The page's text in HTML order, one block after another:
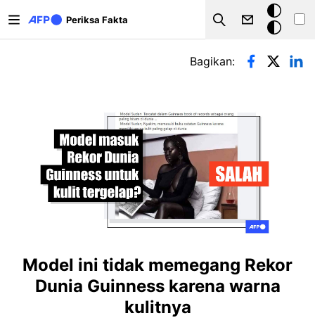
Periksa Fakta
Search
Mode
gelap
Tab primer
Bagikan:
Model ini tidak memegang Rekor
Dunia Guinness karena warna
kulitnya